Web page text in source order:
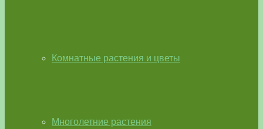
Комнатные растения и цветы
Многолетние растения